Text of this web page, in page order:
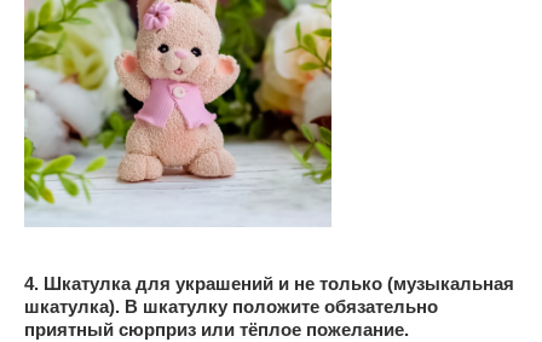
4. Шкатулка для украшений и не только (музыкальная
шкатулка). В шкатулку положите обязательно
приятный сюрприз или тёплое пожелание.